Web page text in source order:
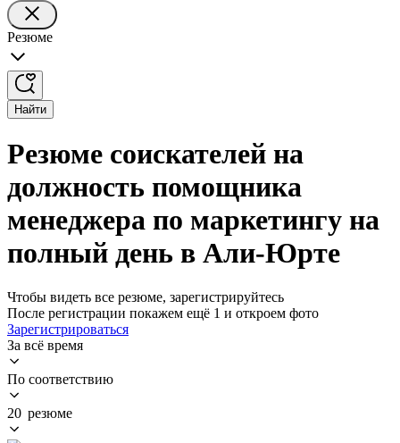
Резюме
Найти
Резюме соискателей на
должность помощника
менеджера по маркетингу на
полный день в Али-Юрте
Чтобы видеть все резюме, зарегистрируйтесь
После регистрации покажем ещё 1 и откроем фото
Зарегистрироваться
За всё время
По соответствию
20 резюме